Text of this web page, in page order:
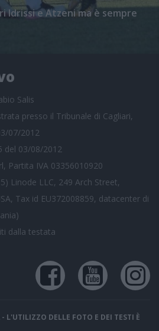
Idrissi e Atzeni ma è sempre
Salis
presso il Tribunale di Cagliari,
07/2012
del 03/08/2012
Partita IVA 03356010920
Linode LLC, 249 Arch Street,
Tax id EU372008859, datacenter di
dalla testata
L'UTILIZZO DELLE FOTO E DEI TESTI È